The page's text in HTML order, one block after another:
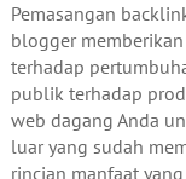
Pemasangan
blogger
terhadap
publik terhadap
web dagang Anda
luar yang sudah
rincian manfaat